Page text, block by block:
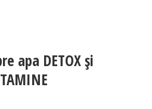
apa DETOX și